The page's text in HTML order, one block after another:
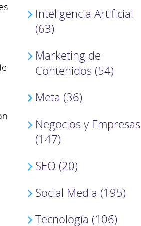
Inteligencia Artificial
(63)
Marketing de
Contenidos (54)
Meta (36)
Negocios y Empresas
(147)
SEO (20)
Social Media (195)
Tecnología (106)